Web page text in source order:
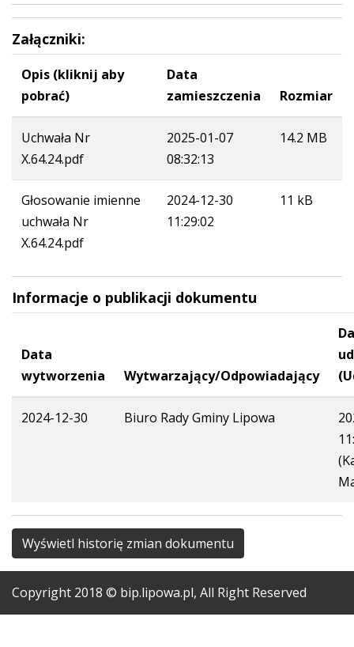
Załączniki:
Opis (kliknij aby
pobrać)
Data
zamieszczenia
Rozmiar
Uchwała Nr
X.64.24.pdf
2025-01-07
08:32:13
14.2 MB
Głosowanie imienne
uchwała Nr
X.64.24.pdf
2024-12-30
11:29:02
11 kB
Informacje o publikacji dokumentu
Data
wytworzenia
Wytwarzający/Odpowiadający
2024-12-30 Biuro Rady Gminy Lipowa
Wyświetl historię zmian dokumentu
Copyright 2018 © bip.lipowa.pl, All Right Reserved